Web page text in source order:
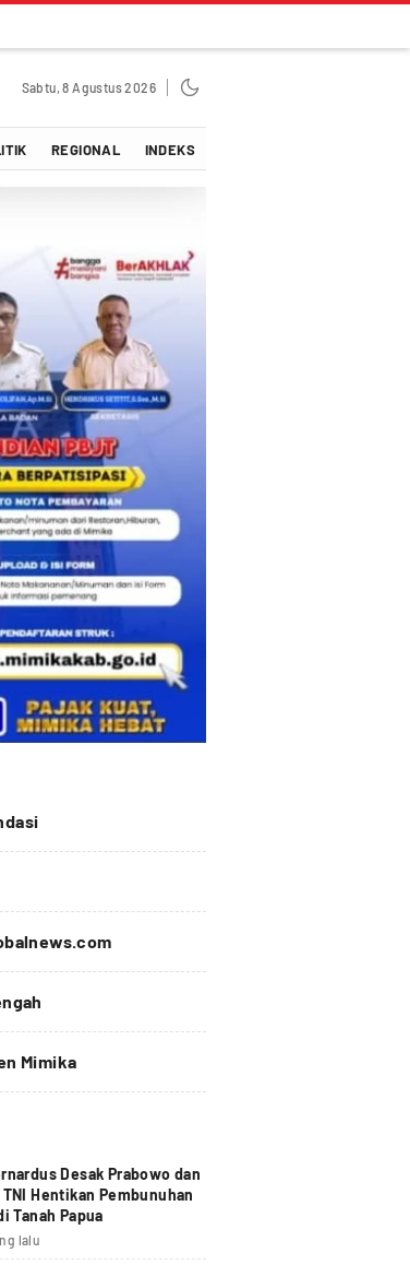
Sabtu, 8 Agustus 2026
REGIONAL INDEKS
Mimika
Desak Prabowo dan
Hentikan Pembunuhan
Tanah Papua
lalu